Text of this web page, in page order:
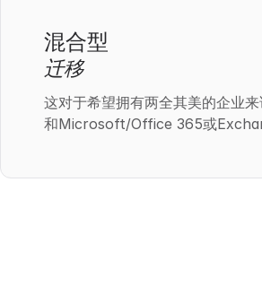
混合型
迁移
这对于希望拥有两全其美的企业
和Microsoft/Office 365或